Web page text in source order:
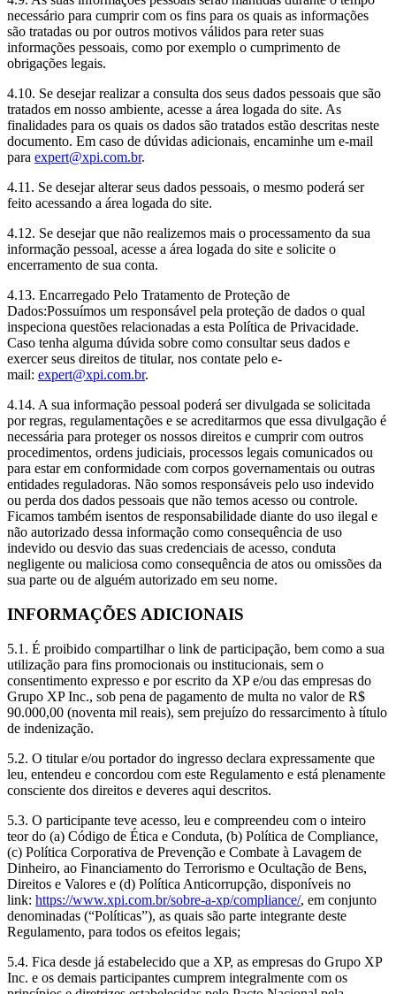
necessário para cumprir com os fins para os quais as informações
são tratadas ou por outros motivos válidos para reter suas
informações pessoais, como por exemplo o cumprimento de
obrigações legais.
4.10. Se desejar realizar a consulta dos seus dados pessoais que são
tratados em nosso ambiente, acesse a área logada do site. As
finalidades para os quais os dados são tratados estão descritas neste
documento. Em caso de dúvidas adicionais, encaminhe um e-mail
para expert@xpi.com.br.
4.11. Se desejar alterar seus dados pessoais, o mesmo poderá ser
feito acessando a área logada do site.
4.12. Se desejar que não realizemos mais o processamento da sua
informação pessoal, acesse a área logada do site e solicite o
encerramento de sua conta.
4.13. Encarregado Pelo Tratamento de Proteção de
Dados:Possuímos um responsável pela proteção de dados o qual
inspeciona questões relacionadas a esta Política de Privacidade.
Caso tenha alguma dúvida sobre como consultar seus dados e
exercer seus direitos de titular, nos contate pelo e-
mail: expert@xpi.com.br.
4.14. A sua informação pessoal poderá ser divulgada se solicitada
por regras, regulamentações e se acreditarmos que essa divulgação é
necessária para proteger os nossos direitos e cumprir com outros
procedimentos, ordens judiciais, processos legais comunicados ou
para estar em conformidade com corpos governamentais ou outras
entidades reguladoras. Não somos responsáveis pelo uso indevido
ou perda dos dados pessoais que não temos acesso ou controle.
Ficamos também isentos de responsabilidade diante do uso ilegal e
não autorizado dessa informação como consequência de uso
indevido ou desvio das suas credenciais de acesso, conduta
negligente ou maliciosa como consequência de atos ou omissões da
sua parte ou de alguém autorizado em seu nome.
INFORMAÇÕES ADICIONAIS
5.1. É proibido compartilhar o link de participação, bem como a sua
utilização para fins promocionais ou institucionais, sem o
consentimento expresso e por escrito da XP e/ou das empresas do
Grupo XP Inc., sob pena de pagamento de multa no valor de R$
90.000,00 (noventa mil reais), sem prejuízo do ressarcimento à título
de indenização.
5.2. O titular e/ou portador do ingresso declara expressamente que
leu, entendeu e concordou com este Regulamento e está plenamente
consciente dos direitos e deveres aqui descritos.
5.3. O participante teve acesso, leu e compreendeu com o inteiro
teor do (a) Código de Ética e Conduta, (b) Política de Compliance,
(c) Política Corporativa de Prevenção e Combate à Lavagem de
Dinheiro, ao Financiamento do Terrorismo e Ocultação de Bens,
Direitos e Valores e (d) Política Anticorrupção, disponíveis no
link: https://www.xpi.com.br/sobre-a-xp/compliance/, em conjunto
denominadas (“Políticas”), as quais são parte integrante deste
Regulamento, para todos os efeitos legais;
5.4. Fica desde já estabelecido que a XP, as empresas do Grupo XP
Inc. e os demais participantes cumprem integralmente com os